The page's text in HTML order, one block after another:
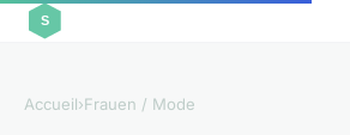
Accueil›Frauen / Mode